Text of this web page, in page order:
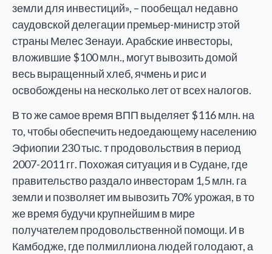
земли для инвестиций», – пообещал недавно
саудовской делегации премьер-министр этой
страны Мелес Зенауи. Арабские инвесторы,
вложившие $100 млн., могут вывозить домой
весь выращенный хлеб, ячмень и рис и
освобождены на несколько лет от всех налогов.
В то же самое время ВПП выделяет $116 млн. на
то, чтобы обеспечить недоедающему населению
Эфиопии 230 тыс. т продовольствия в период
2007-2011 гг. Похожая ситуация и в Судане, где
правительство раздало инвесторам 1,5 млн. га
земли и позволяет им вывозить 70% урожая, в то
же время будучи крупнейшим в мире
получателем продовольственной помощи. И в
Камбодже, где полмиллиона людей голодают, а